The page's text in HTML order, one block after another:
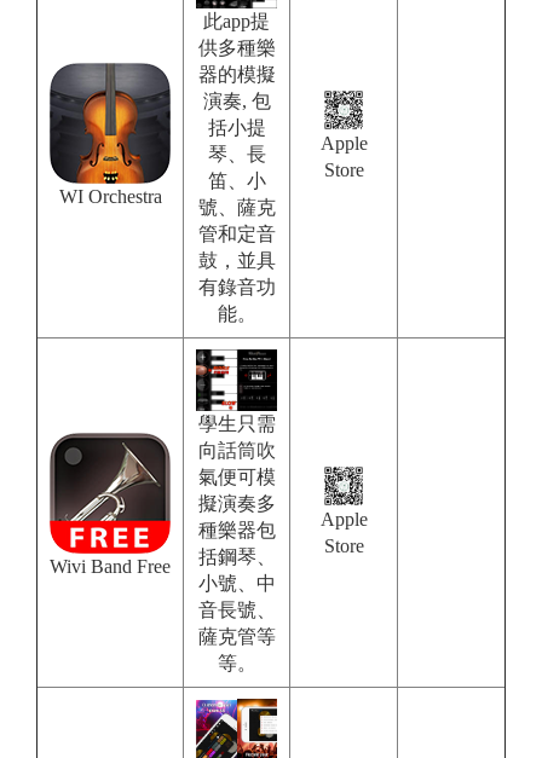
WI Orchestra
此app提
供多種樂
器的模擬
演奏, 包
括小提
琴、長
笛、小
號、薩克
管和定音
鼓，並具
有錄音功
能。
Apple
Store
Wivi Band Free
學生只需
向話筒吹
氣便可模
擬演奏多
種樂器包
括鋼琴、
小號、中
音長號、
薩克管等
等。
Apple
Store